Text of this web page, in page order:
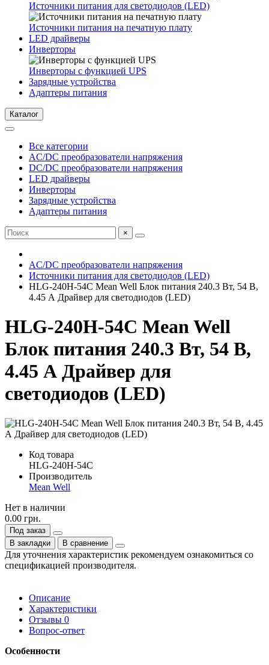
Источники питания для светодиодов (LED)
Источники питания на печатную плату
LED драйверы
Инверторы
Инверторы с функцией UPS
Зарядные устройства
Адаптеры питания
Каталог
Все категории
AC/DC преобразователи напряжения
DC/DC преобразователи напряжения
LED драйверы
Инверторы
Зарядные устройства
Адаптеры питания
×
AC/DC преобразователи напряжения
Источники питания для светодиодов (LED)
HLG-240H-54C Mean Well Блок питания 240.3 Вт, 54 В,
4.45 А Драйвер для светодиодов (LED)
HLG-240H-54C Mean Well
Блок питания 240.3 Вт, 54 В,
4.45 А Драйвер для
светодиодов (LED)
Код товара
HLG-240H-54C
Производитель
Mean Well
Нет в наличии
0.00 грн.
Под заказ
В закладки
В сравнение
Для уточнения характеристик рекомендуем ознакомиться со
спецификацией производителя.
Описание
Характеристики
Отзывы 0
Вопрос-ответ
Особенности